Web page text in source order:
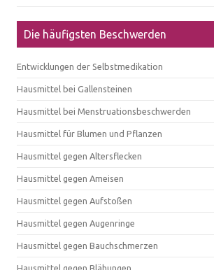
Die häufigsten Beschwerden
Entwicklungen der Selbstmedikation
Hausmittel bei Gallensteinen
Hausmittel bei Menstruationsbeschwerden
Hausmittel für Blumen und Pflanzen
Hausmittel gegen Altersflecken
Hausmittel gegen Ameisen
Hausmittel gegen Aufstoßen
Hausmittel gegen Augenringe
Hausmittel gegen Bauchschmerzen
Hausmittel gegen Blähungen